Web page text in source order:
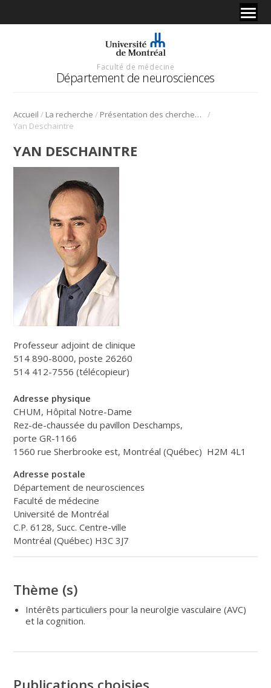
Faculté de médecine
Département de neurosciences
Accueil / La recherche / Présentation des chercheurs et de leur discipline
/
Yan Deschaintre
YAN DESCHAINTRE
Professeur adjoint de clinique
514 890-8000, poste 26260
514 412-7556 (télécopieur)
Adresse physique
CHUM, Hôpital Notre-Dame
Rez-de-chaussée du pavillon Deschamps,
porte GR-1166
1560 rue Sherbrooke est, Montréal (Québec) H2M 4L1
Adresse postale
Département de neurosciences
Faculté de médecine
Université de Montréal
C.P. 6128, Succ. Centre-ville
Montréal (Québec) H3C 3J7
Thème (s)
Intérêts particuliers pour la neurolgie vasculaire (AVC)
et la cognition.